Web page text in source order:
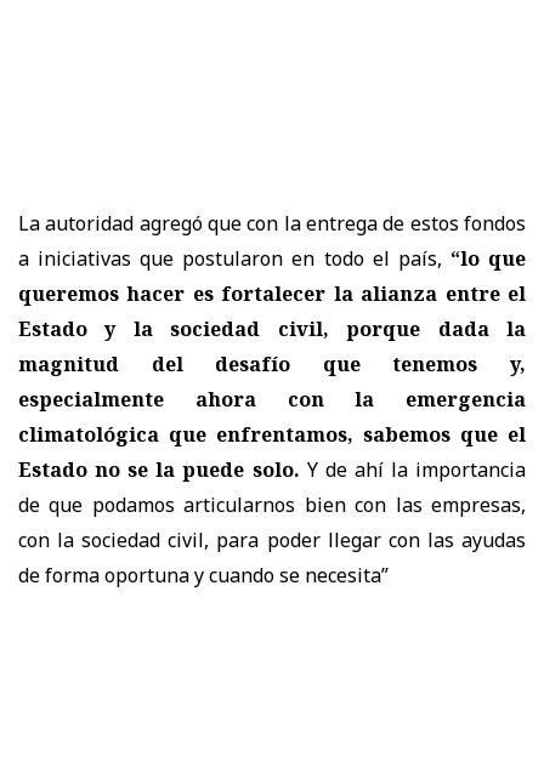
La autoridad agregó que con la entrega de estos fondos
a iniciativas que postularon en todo el país, “lo que
queremos hacer es fortalecer la alianza entre el
Estado y la sociedad civil, porque dada la
magnitud del desafío que tenemos y,
especialmente ahora con la emergencia
climatológica que enfrentamos, sabemos que el
Estado no se la puede solo. Y de ahí la importancia
de que podamos articularnos bien con las empresas,
con la sociedad civil, para poder llegar con las ayudas
de forma oportuna y cuando se necesita”